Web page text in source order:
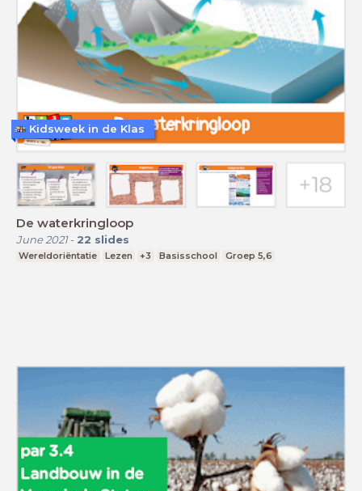
De waterkringloop
June 2021- 22 slides
Wereldoriëntatie Lezen +3 Basisschool Groep 5,6
Kidsweek in de Klas